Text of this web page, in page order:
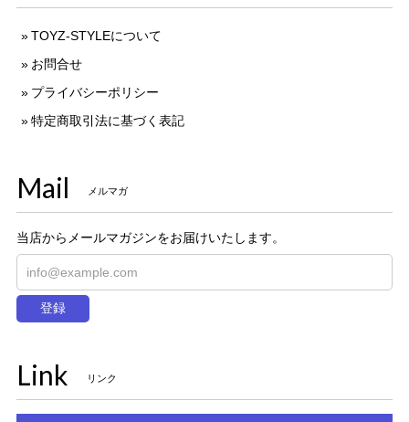
TOYZ-STYLEについて
お問合せ
プライバシーポリシー
特定商取引法に基づく表記
Mail メルマガ
当店からメールマガジンをお届けいたします。
登録
Link リンク